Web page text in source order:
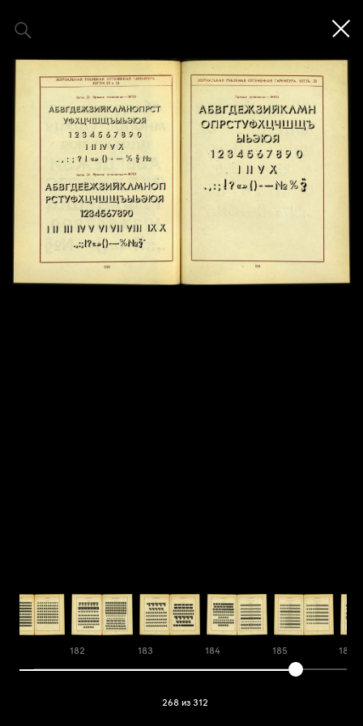
182 183 184 185 186
268 из 312